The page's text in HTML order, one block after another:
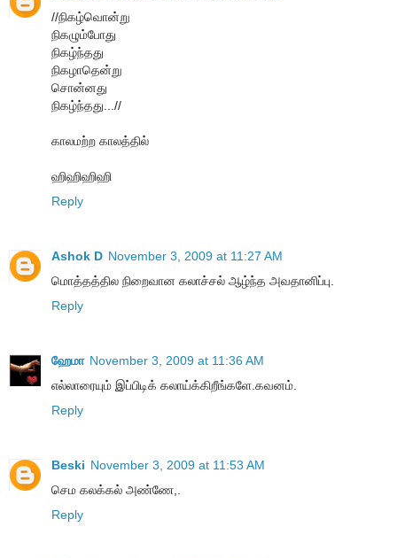
//நிகழ்வொன்று
நிகழும்போது
நிகழ்ந்தது
நிகழாதென்று
சொன்னது
நிகழ்ந்தது...//
காலமற்ற காலத்தில்
ஹிஹிஹிஹி
Reply
Ashok D November 3, 2009 at 11:27 AM
மொத்தத்தில நிறைவான கலாச்சல் ஆழ்ந்த அவதானிப்பு.
Reply
ஹேமா November 3, 2009 at 11:36 AM
எல்லாரையும் இப்பிடிக் கலாய்க்கிறீங்களே.கவனம்.
Reply
Beski November 3, 2009 at 11:53 AM
செம கலக்கல் அண்ணே,.
Reply